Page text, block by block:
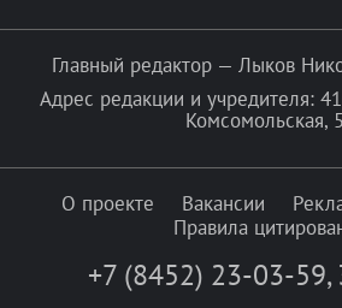
Главный редактор — Лыков
Адрес редакции и учредителя:
Комсомольская,
О проекте Вакансии
Правила
+7 (8452) 23-03-59,